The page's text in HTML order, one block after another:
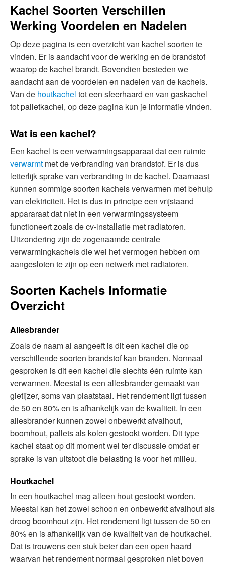
Kachel Soorten Verschillen
Werking Voordelen en Nadelen
Op deze pagina is een overzicht van kachel soorten te
vinden. Er is aandacht voor de werking en de brandstof
waarop de kachel brandt. Bovendien besteden we
aandacht aan de voordelen en nadelen van de kachels.
Van de houtkachel tot een sfeerhaard en van gaskachel
tot palletkachel, op deze pagina kun je informatie vinden.
Wat is een kachel?
Een kachel is een verwarmingsapparaat dat een ruimte
verwarmt met de verbranding van brandstof. Er is dus
letterlijk sprake van verbranding in de kachel. Daarnaast
kunnen sommige soorten kachels verwarmen met behulp
van elektriciteit. Het is dus in principe een vrijstaand
appararaat dat niet in een verwarmingssysteem
functioneert zoals de cv-installatie met radiatoren.
Uitzondering zijn de zogenaamde centrale
verwarmingkachels die wel het vermogen hebben om
aangesloten te zijn op een netwerk met radiatoren.
Soorten Kachels Informatie
Overzicht
Allesbrander
Zoals de naam al aangeeft is dit een kachel die op
verschillende soorten brandstof kan branden. Normaal
gesproken is dit een kachel die slechts één ruimte kan
verwarmen. Meestal is een allesbrander gemaakt van
gietijzer, soms van plaatstaal. Het rendement ligt tussen
de 50 en 80% en is afhankelijk van de kwaliteit. In een
allesbrander kunnen zowel onbewerkt afvalhout,
boomhout, pallets als kolen gestookt worden. Dit type
kachel staat op dit moment wel ter discussie omdat er
sprake is van uitstoot die belasting is voor het milieu.
Houtkachel
In een houtkachel mag alleen hout gestookt worden.
Meestal kan het zowel schoon en onbewerkt afvalhout als
droog boomhout zijn. Het rendement ligt tussen de 50 en
80% en is afhankelijk van de kwaliteit van de houtkachel.
Dat is trouwens een stuk beter dan een open haard
waarvan het rendement normaal gesproken niet boven